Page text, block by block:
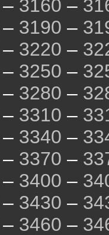
– 3160 –
– 3190 –
– 3220 –
– 3250 –
– 3280 –
– 3310 –
– 3340 –
– 3370 –
– 3400 –
– 3430 –
– 3460 –